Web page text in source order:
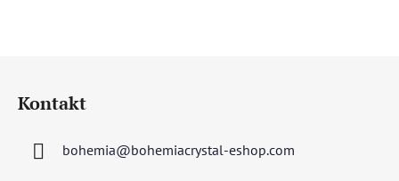
Kontakt
bohemia@bohemiacrystal-eshop.com